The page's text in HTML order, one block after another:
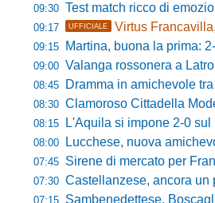
09:30 Test match ricco di emozioni:
09:17 UFFICIALE Virtus
09:15 Martina, buona la prima: 2-0
09:00 Valanga rossonera a Latronico: la
08:45 Dramma in amichevole tra Modena e
08:30 Clamoroso Cittadella Modena, Biagini sul
08:15 L'Aquila si impone 2-0 sul Rieti:
08:00 Lucchese, nuova amichevole
07:45 Sirene di mercato per Francesco
07:30 Castellanzese, ancora un pareggio a
07:15 Sambenedettese, Boscaglia infiamma la piazza alla